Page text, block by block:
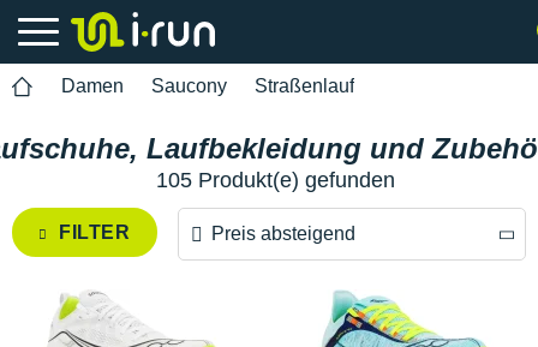
Damen Saucony Straßenlauf
Laufbekleidung und
105 Produkt(e) gefunden
FILTER Preis absteigend
Preis absteigend
Preis aufsteigend